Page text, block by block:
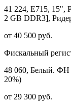
41 224, E715, 15",
2 GB DDR3],
от 40 500 руб.
Фискальный
48 060, Белый. ФН
20%)
от 29 300 руб.